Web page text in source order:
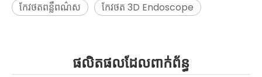
កែវថតពន្លឺពណ៌ស
កែវថត 3D Endoscope
ផលិតផលដែលពាក់ព័ន្ធ